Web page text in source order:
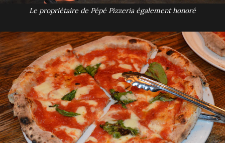
Le propriétaire de Pépé Pizzeria également honoré